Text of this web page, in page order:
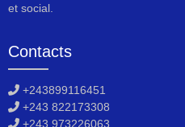
et social.
Contacts
+243899116451
+243 822173308
+243 973226063